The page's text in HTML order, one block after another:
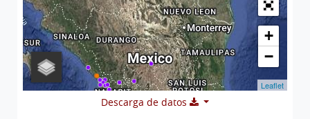
+
−
Leaflet
Descarga de datos